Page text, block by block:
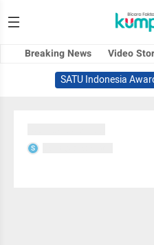
Breaking News Video
SATU Indonesia
S